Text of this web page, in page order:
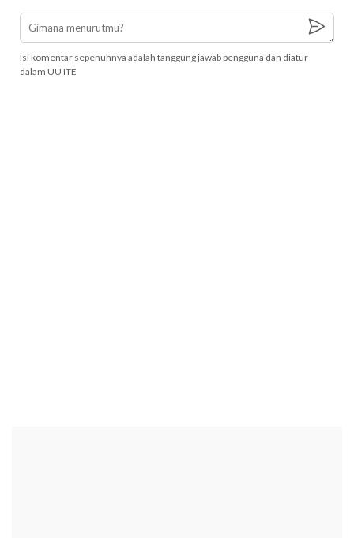
Isi komentar sepenuhnya adalah tanggung jawab pengguna dan diatur
dalam UU ITE